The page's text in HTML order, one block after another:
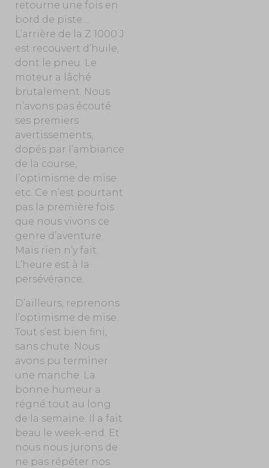
retourne une fois en
bord de piste…
L’arrière de la Z 1000 J
est recouvert d’huile,
dont le pneu. Le
moteur a lâché
brutalement. Nous
n’avons pas écouté
ses premiers
avertissements,
dopés par l’ambiance
de la course,
l’optimisme de mise
etc. Ce n’est pourtant
pas la première fois
que nous vivons ce
genre d’aventure.
Mais rien n’y fait.
L’heure est à la
persévérance.
D’ailleurs, reprenons
l’optimisme de mise.
Tout s’est bien fini,
sans chute. Nous
avons pu terminer
une manche. La
bonne humeur a
régné tout au long
de la semaine. Il a fait
beau le week-end. Et
nous nous jurons de
ne pas répéter nos